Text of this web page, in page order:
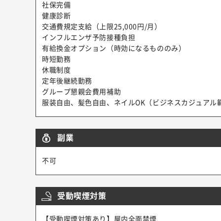
社保完備
健康診断
交通費規定支給（上限25,000円/月）
インフルエンザ予防接種負担
有給換金オプション（時効になるもののみ）
時短勤務
休職制度
定年後継続勤務
グループ懇親会費用補助
服装自由、髪色自由、ネイルOK（ビジネスカジュアル
副業
不可
受動喫煙対策
【受動喫煙対策あり】屋内全面禁煙